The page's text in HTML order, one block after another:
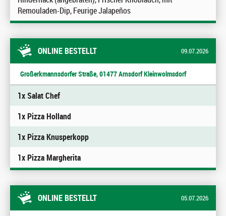
Remouladen-Dip, Feurige Jalapeños
ONLINE BESTELLT 09.07.2026
Großerkmannsdorfer Straße, 01477 Arnsdorf Kleinwolmsdorf
1x Salat Chef
1x Pizza Holland
1x Pizza Knusperkopp
1x Pizza Margherita
ONLINE BESTELLT 05.07.2026